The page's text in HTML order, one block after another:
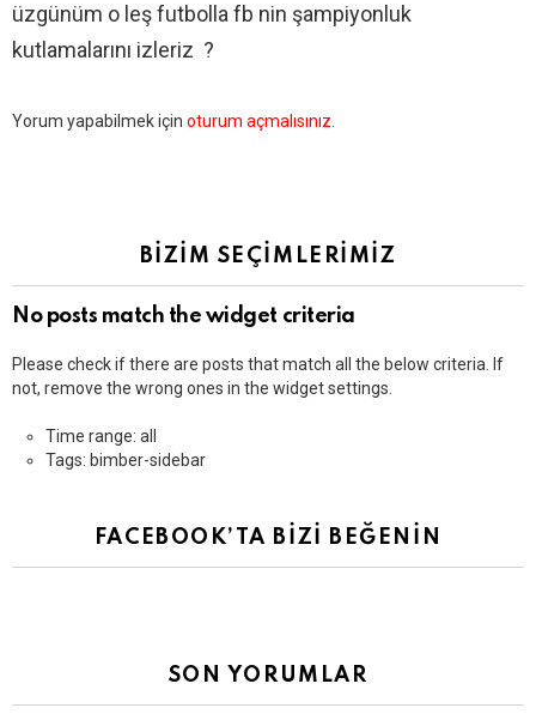
üzgünüm o leş futbolla fb nin şampiyonluk
kutlamalarını izleriz ?
Bir
Yorum yapabilmek için oturum açmalısınız.
BİZİM SEÇİMLERİMİZ
No posts match the widget criteria
Please check if there are posts that match all the below criteria. If
not, remove the wrong ones in the widget settings.
Time range: all
Tags: bimber-sidebar
FACEBOOK’TA BİZİ BEĞENİN
SON YORUMLAR